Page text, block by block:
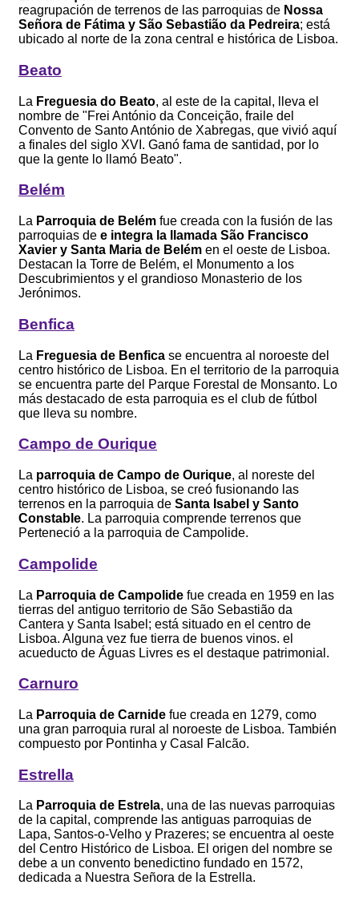
reagrupación de terrenos de las parroquias de Nossa
Señora de Fátima y São Sebastião da Pedreira; está
ubicado al norte de la zona central e histórica de Lisboa.
Beato
La Freguesia do Beato, al este de la capital, lleva el
nombre de "Frei António da Conceição, fraile del
Convento de Santo António de Xabregas, que vivió aquí
a finales del siglo XVI. Ganó fama de santidad, por lo
que la gente lo llamó Beato".
Belém
La Parroquia de Belém fue creada con la fusión de las
parroquias de e integra la llamada São Francisco
Xavier y Santa Maria de Belém en el oeste de Lisboa.
Destacan la Torre de Belém, el Monumento a los
Descubrimientos y el grandioso Monasterio de los
Jerónimos.
Benfica
La Freguesia de Benfica se encuentra al noroeste del
centro histórico de Lisboa. En el territorio de la parroquia
se encuentra parte del Parque Forestal de Monsanto. Lo
más destacado de esta parroquia es el club de fútbol
que lleva su nombre.
Campo de Ourique
La parroquia de Campo de Ourique, al noreste del
centro histórico de Lisboa, se creó fusionando las
terrenos en la parroquia de Santa Isabel y Santo
Constable. La parroquia comprende terrenos que
Perteneció a la parroquia de Campolide.
Campolide
La Parroquia de Campolide fue creada en 1959 en las
tierras del antiguo territorio de São Sebastião da
Cantera y Santa Isabel; está situado en el centro de
Lisboa. Alguna vez fue tierra de buenos vinos. el
acueducto de Águas Livres es el destaque patrimonial.
Carnuro
La Parroquia de Carnide fue creada en 1279, como
una gran parroquia rural al noroeste de Lisboa. También
compuesto por Pontinha y Casal Falcão.
Estrella
La Parroquia de Estrela, una de las nuevas parroquias
de la capital, comprende las antiguas parroquias de
Lapa, Santos-o-Velho y Prazeres; se encuentra al oeste
del Centro Histórico de Lisboa. El origen del nombre se
debe a un convento benedictino fundado en 1572,
dedicada a Nuestra Señora de la Estrella.